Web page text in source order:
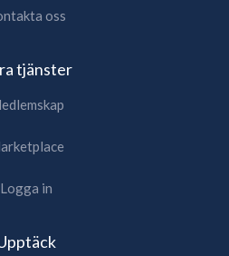
oss
tjänster
Logga in